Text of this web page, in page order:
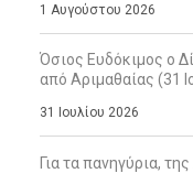
1 Αυγούστου 2026
Όσιος Ευδόκιμος ο
από Αριμαθαίας (31
31 Ιουλίου 2026
Για τα πανηγύρια,